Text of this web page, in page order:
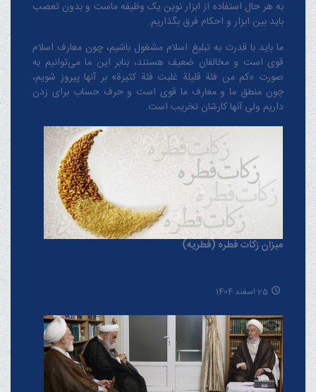
به هر حال استفاده از ابزار نوین یک وظیفه ماست و بدون تعصب
باید بین ابزار و احکام فرق بگذاریم.
ما باید با قدرت به تبلیغ اسلام مشغول باشیم، چون معارف اسلام
قوی است و مخالفان ضعیف هستند، بنابر این ما می‌توانیم به
صورت «کم من فئة قلیلة غلبت فئة کثیرة» بر آنها پیروز شویم،
چون منطق‌ ما و معارف ‌ما قوی است و حرف حساب برای زدن
داریم ولی آنها کارشان تخریب است.
میزان زکات فطره (فطریه)
25 اسفند 1404